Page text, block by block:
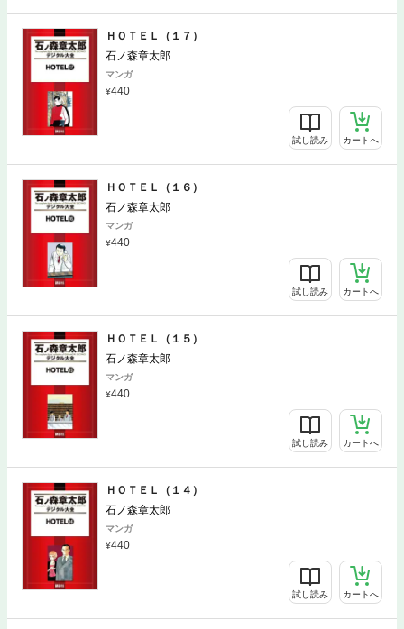
ＨＯＴＥＬ（１７）
石ノ森章太郎
マンガ
440
試し読み カートへ
ＨＯＴＥＬ（１６）
石ノ森章太郎
マンガ
440
試し読み カートへ
ＨＯＴＥＬ（１５）
石ノ森章太郎
マンガ
440
試し読み カートへ
ＨＯＴＥＬ（１４）
石ノ森章太郎
マンガ
440
試し読み カートへ